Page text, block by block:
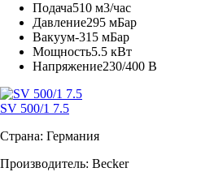
Подача510 м3/час
Давление295 мБар
Вакуум-315 мБар
Мощность5.5 кВт
Напряжение230/400 В
SV 500/1 7.5
Страна: Германия
Производитель: Becker